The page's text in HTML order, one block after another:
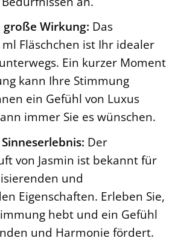
große Wirkung: Das
Fläschchen ist Ihr idealer
Ein kurzer Moment
kann Ihre Stimmung
ein Gefühl von Luxus
immer Sie es wünschen.
Der
von Jasmin ist bekannt für
und
Eigenschaften. Erleben Sie,
hebt und ein Gefühl
und Harmonie fördert.